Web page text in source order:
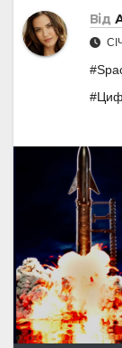
Від